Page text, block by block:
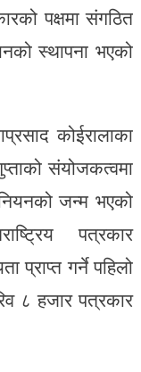
पक्षमा संगठित
स्थापना भएको
कोईरालाका
संयोजकत्वमा
जन्म भएको
पत्रकार
गर्ने पहिलो
८ हजार पत्रकार